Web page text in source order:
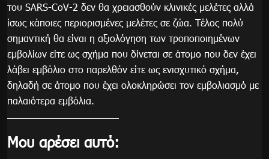
του SARS-CoV-2 δεν θα χρειασθούν κλινικές μελέτες αλλά
ίσως κάποιες περιορισμένες μελέτες σε ζώα. Τέλος πολύ
σημαντική θα είναι η αξιολόγηση των τροποποιημένων
εμβολίων είτε ως σχήμα που δίνεται σε άτομο που δεν έχει
λάβει εμβόλιο στο παρελθόν είτε ως ενισχυτικό σχήμα,
δηλαδή σε άτομο που έχει ολοκληρώσει τον εμβολιασμό με
παλαιότερα εμβόλια.
Μου αρέσει αυτό: